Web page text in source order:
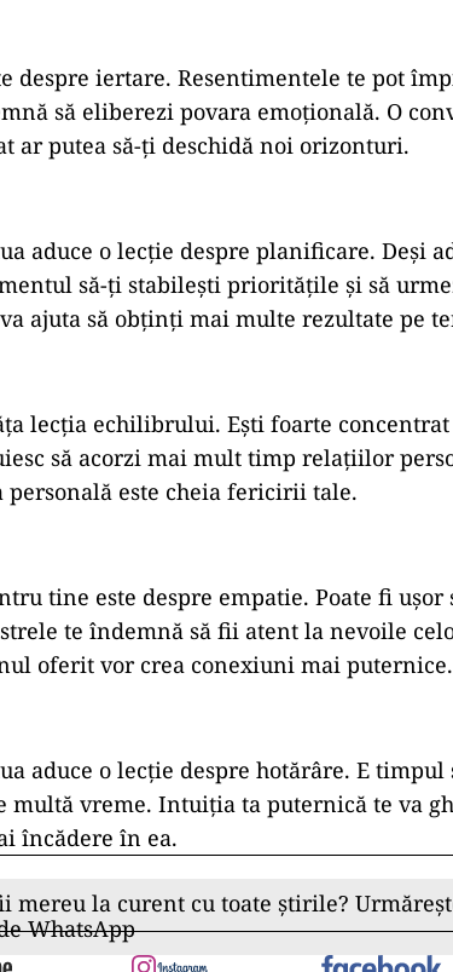
despre iertare. Resentimentele te pot
să eliberezi povara emoțională. O
ar putea să-ți deschidă noi orizonturi.
aduce o lecție despre planificare. Deși
să-ți stabilești prioritățile și să
ajuta să obținți mai multe rezultate pe
lecția echilibrului. Ești foarte
să acorzi mai mult timp relațiilor
personală este cheia fericirii tale.
tine este despre empatie. Poate fi
te îndemnă să fii atent la nevoile
oferit vor crea conexiuni mai puternice.
aduce o lecție despre hotărâre. E timpul
multă vreme. Intuiția ta puternică te va
încădere în ea.
mereu la curent cu toate știrile?
WhatsApp